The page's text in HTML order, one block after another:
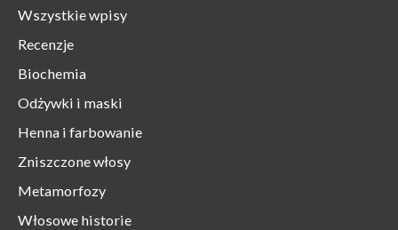
Wszystkie wpisy
Recenzje
Biochemia
Odżywki i maski
Henna i farbowanie
Zniszczone włosy
Metamorfozy
Włosowe historie